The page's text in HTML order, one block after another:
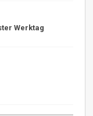
Werktag